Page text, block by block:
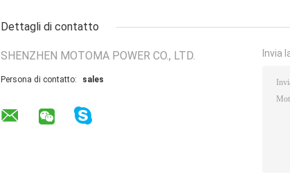
Dettagli di contatto
SHENZHEN MOTOMA POWER CO., LTD.
Persona di contatto: sales
Invia